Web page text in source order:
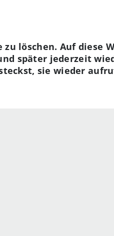
löschen. Auf diese
später jederzeit
sie wieder